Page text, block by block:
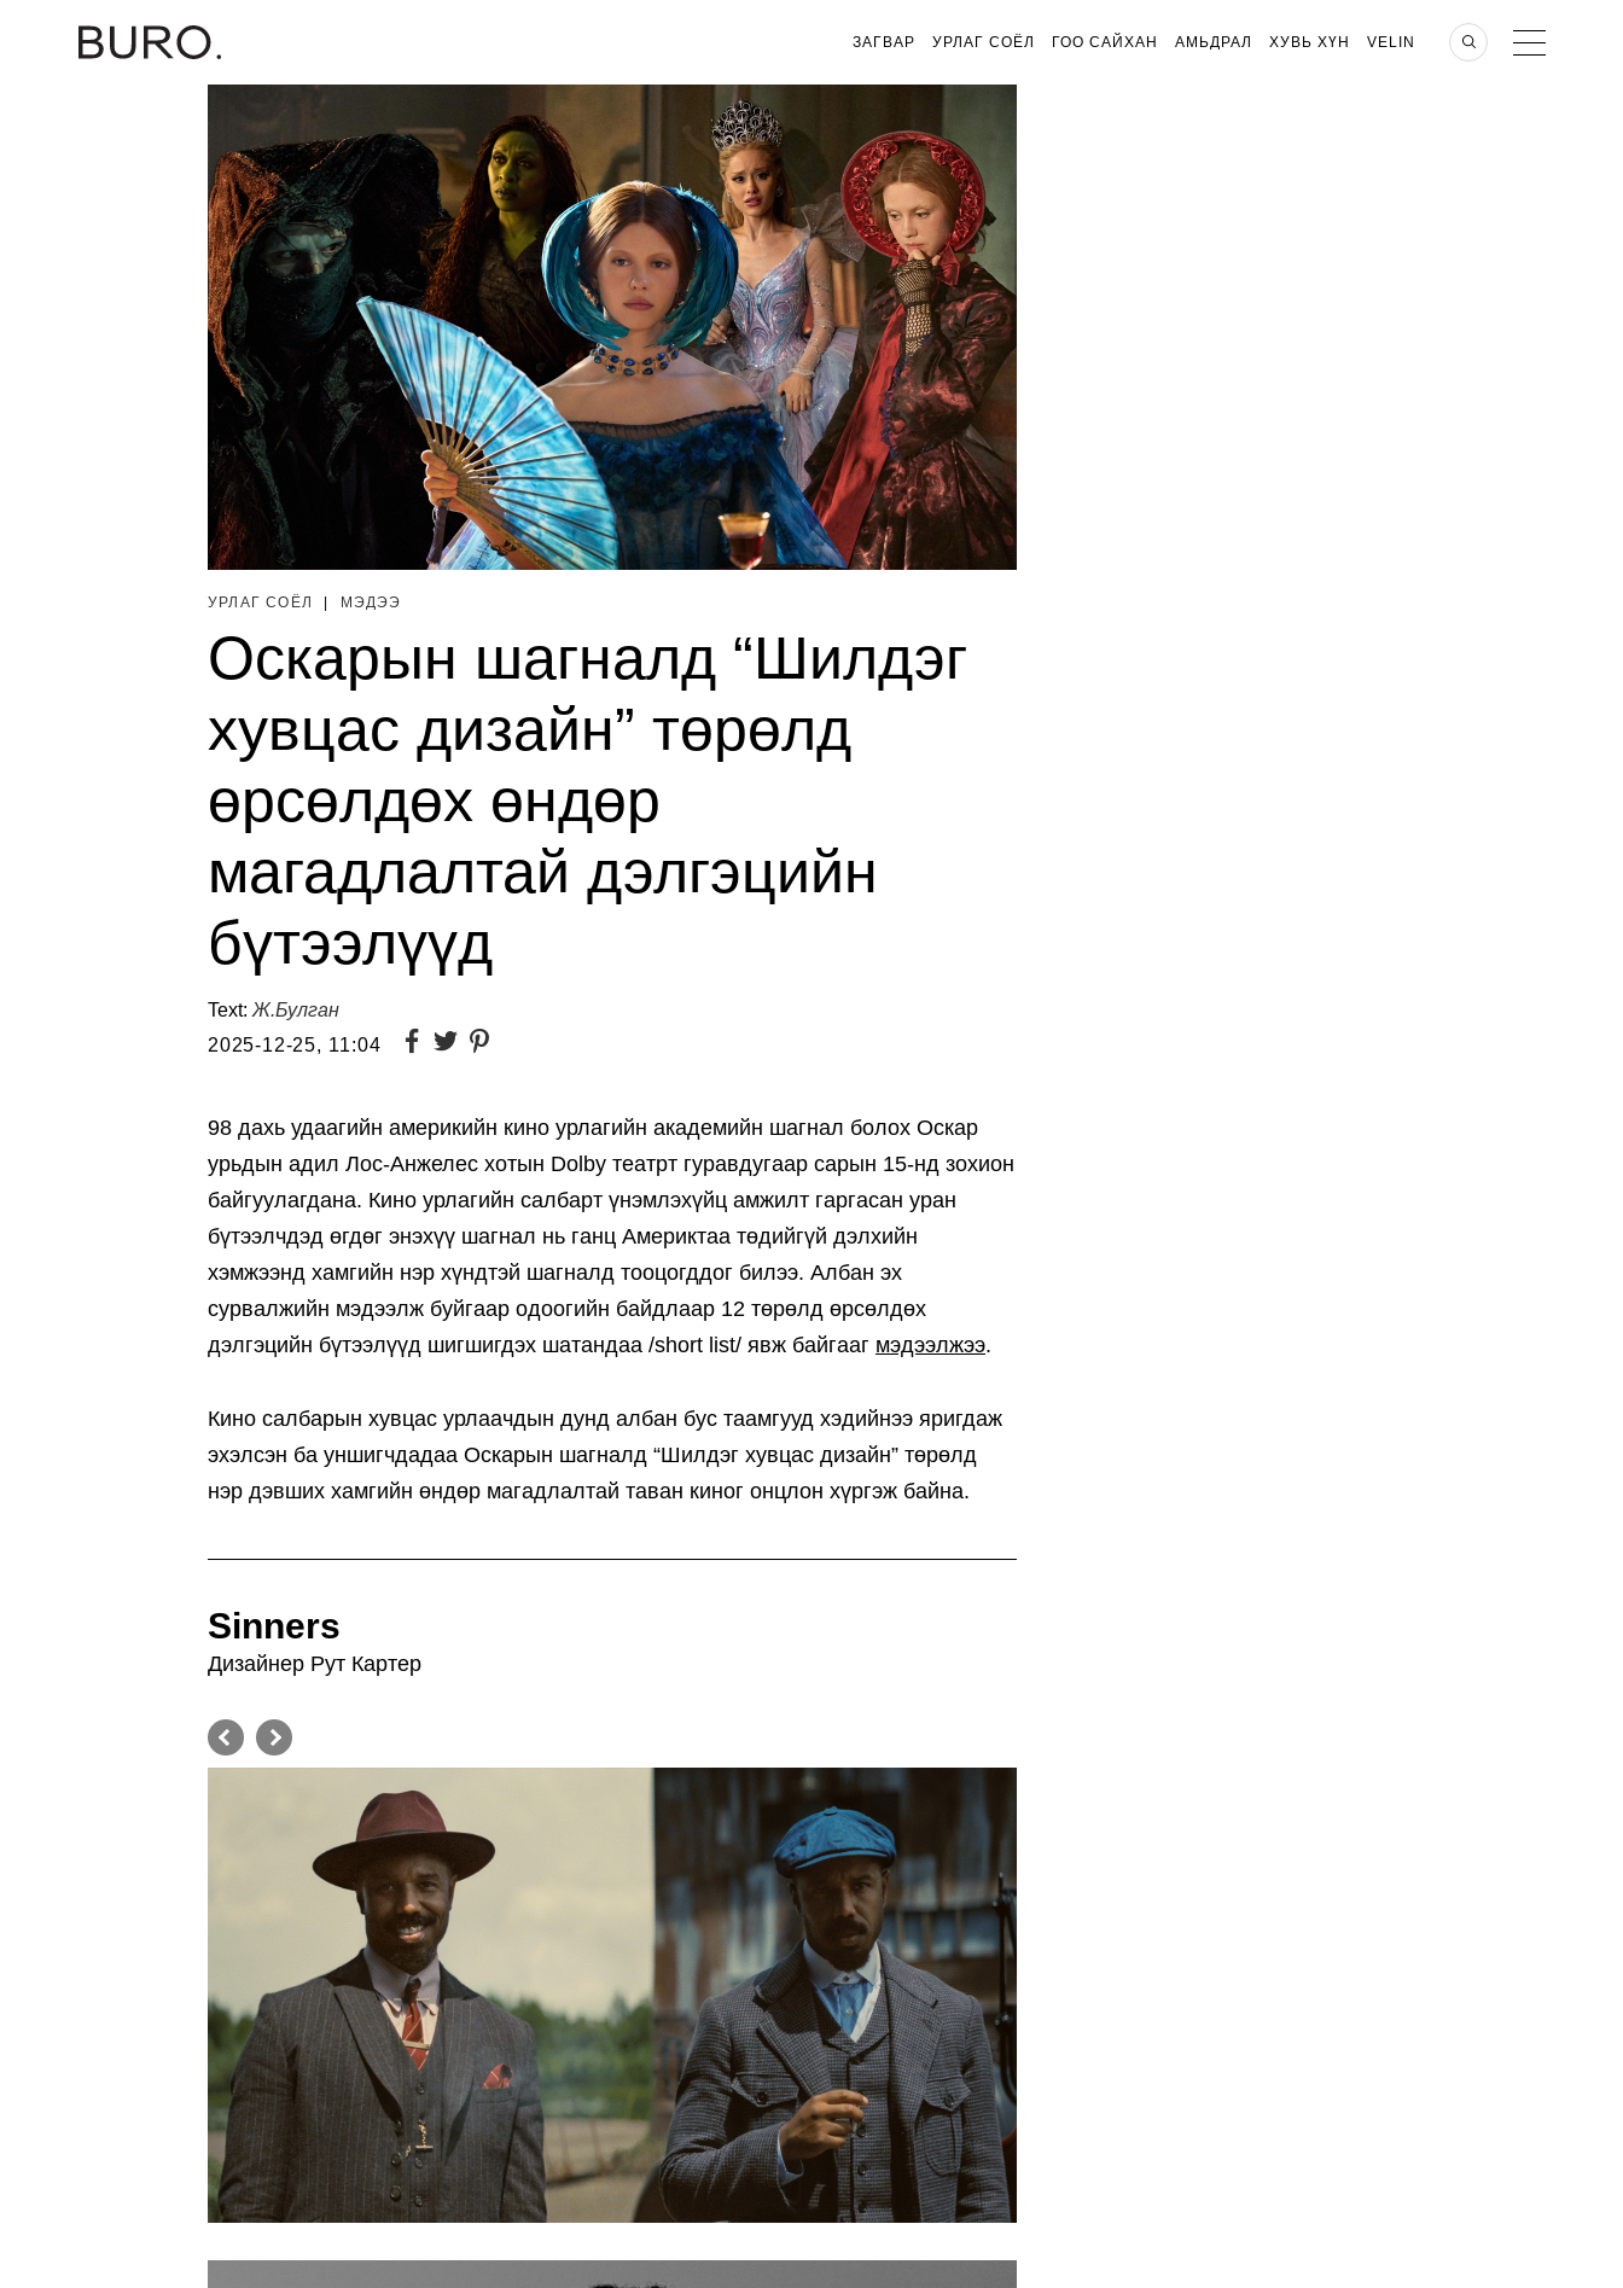
ЗАГВАР УРЛАГ СОЁЛ ГОО САЙХАН АМЬДРАЛ ХУВЬ ХҮН VELIN
УРЛАГ СОЁЛ МЭДЭЭ
Оскарын шагналд “Шилдэг
хувцас дизайн” төрөлд
өрсөлдөх өндөр
магадлалтай дэлгэцийн
бүтээлүүд
Text: Ж.Булган
2025-12-25, 11:04
98 дахь удаагийн америкийн кино урлагийн академийн шагнал болох Оскар
урьдын адил Лос-Анжелес хотын Dolby театрт гуравдугаар сарын 15-нд зохион
байгуулагдана. Кино урлагийн салбарт үнэмлэхүйц амжилт гаргасан уран
бүтээлчдэд өгдөг энэхүү шагнал нь ганц Америктаа төдийгүй дэлхийн
хэмжээнд хамгийн нэр хүндтэй шагналд тооцогддог билээ. Албан эх
сурвалжийн мэдээлж буйгаар одоогийн байдлаар 12 төрөлд өрсөлдөх
дэлгэцийн бүтээлүүд шигшигдэх шатандаа /short list/ явж байгааг мэдээлжээ.
Кино салбарын хувцас урлаачдын дунд албан бус таамгууд хэдийнээ яригдаж
эхэлсэн ба уншигчдадаа Оскарын шагналд “Шилдэг хувцас дизайн” төрөлд
нэр дэвших хамгийн өндөр магадлалтай таван киног онцлон хүргэж байна.
Sinners
Дизайнер Рут Картер